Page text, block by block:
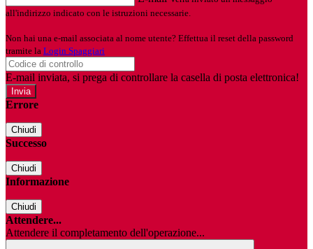
all'indirizzo indicato con le istruzioni necessarie.
Non hai una e-mail associata al nome utente? Effettua il reset della password
tramite la Login Spaggiari
E-mail inviata, si prega di controllare la casella di posta elettronica!
Errore
Chiudi
Successo
Chiudi
Informazione
Chiudi
Attendere...
Attendere il completamento dell'operazione...